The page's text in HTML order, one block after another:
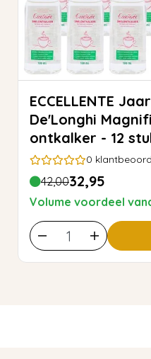
ECCELLENTE Jaarvoorraad
De'Longhi
ontkalker - 12
0
42,0032,95
Volume voordeel